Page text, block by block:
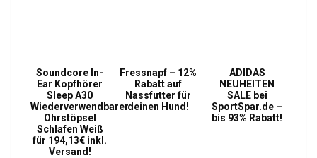
Soundcore In-
Ear Kopfhörer
Sleep A30
Wiederverwendbarer
Ohrstöpsel
Schlafen Weiß
für 194,13€ inkl.
Versand!
Fressnapf – 12%
Rabatt auf
Nassfutter für
deinen Hund!
ADIDAS
NEUHEITEN
SALE bei
SportSpar.de –
bis 93% Rabatt!